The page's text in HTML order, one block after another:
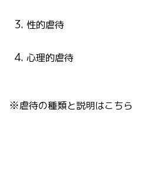
性的虐待
心理的虐待
※虐待の種類と説明はこちら